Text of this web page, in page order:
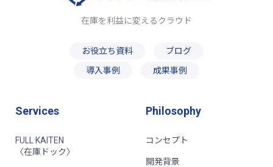
在庫を利益に変えるクラウド
お役立ち資料
ブログ
導入事例
成果事例
Services
FULL KAITEN
〈在庫ドック〉
Philosophy
コンセプト
開発背景